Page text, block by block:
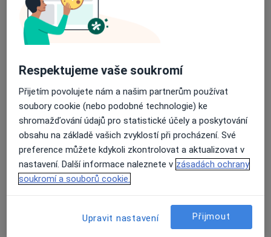
Recenze pacientů jsou pro nás důležité.
Specialisté nemají možnost zaplatit za
odstranění nebo změnu recenze pacienta.
Další informace.Další informace o názorech
Hledejte v názorech
Respektujeme vaše soukromí
Přijetím povolujete nám a našim partnerům používat
soubory cookie (nebo podobné technologie) ke
shromažďování údajů pro statistické účely a poskytování
obsahu na základě vašich zvyklostí při procházení. Své
preference můžete kdykoli zkontrolovat a aktualizovat v
nastavení. Další informace naleznete v zásadách ochrany
soukromí a souborů cookie.
Upravit nastavení Přijmout